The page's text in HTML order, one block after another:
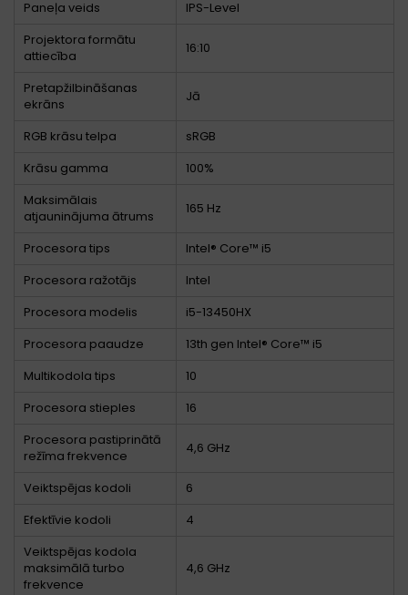
Paneļa veids
IPS-Level
Projektora formātu
attiecība
16:10
Pretapžilbināšanas
ekrāns
Jā
RGB krāsu telpa
sRGB
Krāsu gamma
100%
Maksimālais
atjauninājuma ātrums
165 Hz
Procesora tips
Intel® Core™ i5
Procesora ražotājs
Intel
Procesora modelis
i5-13450HX
Procesora paaudze
13th gen Intel® Core™ i5
Multikodola tips
10
Procesora stieples
16
Procesora pastiprinātā
režīma frekvence
4,6 GHz
Veiktspējas kodoli
6
Efektīvie kodoli
4
Veiktspējas kodola
maksimālā turbo
frekvence
4,6 GHz